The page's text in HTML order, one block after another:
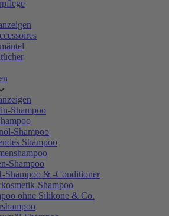
Shampoo
Shampoo
Shampoo
Shampoo
Shampoo & -Conditioner
Shampoo
ohne Silikone & Co.